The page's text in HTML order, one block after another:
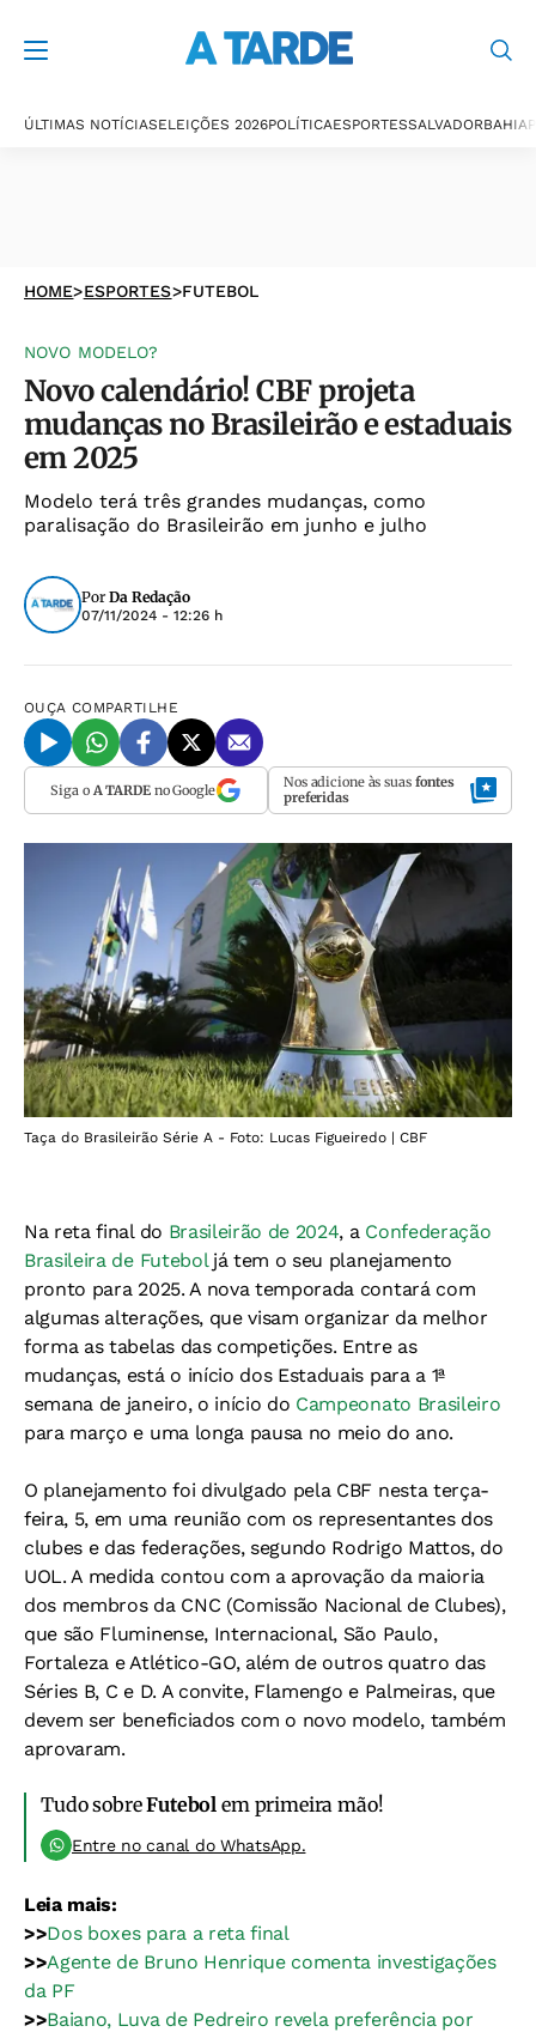
ÚLTIMAS NOTÍCIASELEIÇÕES 2026POLÍTICAESPORTESSALVADORBAHIA
HOME>ESPORTES>FUTEBOL
NOVO MODELO?
Novo calendário! CBF projeta
mudanças no Brasileirão e estaduais
em 2025
Modelo terá três grandes mudanças, como
paralisação do Brasileirão em junho e julho
Por Da Redação
07/11/2024 - 12:26 h
OUÇA COMPARTILHE
Siga o A TARDEno Google Nos adicione às suas fontes
preferidas
Taça do Brasileirão Série A - Foto: Lucas Figueiredo | CBF
Na reta final do Brasileirão de 2024, a Confederação
Brasileira de Futeboljá tem o seu planejamento
pronto para 2025. A nova temporada contará com
algumas alterações, que visam organizar da melhor
forma as tabelas das competições. Entre as
mudanças, está o início dos Estaduais para a 1ª
semana de janeiro, o início do Campeonato Brasileiro
para março e uma longa pausa no meio do ano.
O planejamento foi divulgado pela CBF nesta terça-
feira, 5, em uma reunião com os representantes dos
clubes e das federações, segundo Rodrigo Mattos, do
UOL. A medida contou com a aprovação da maioria
dos membros da CNC (Comissão Nacional de Clubes),
que são Fluminense, Internacional, São Paulo,
Fortaleza e Atlético-GO, além de outros quatro das
Séries B, C e D. A convite, Flamengo e Palmeiras, que
devem ser beneficiados com o novo modelo, também
aprovaram.
Tudo sobreFutebol em primeira mão!
Entre no canal do WhatsApp.
Leia mais:
>>Dos boxes para a reta final
>>Agente de Bruno Henrique comenta investigações
da PF
>>Baiano, Luva de Pedreiro revela preferência por